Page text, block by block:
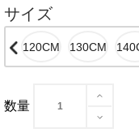
サイズ
数量